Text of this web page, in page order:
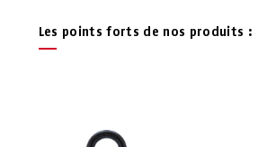
Les points forts de nos produits :